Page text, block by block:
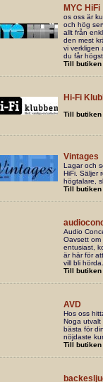
MYC HiFi
os oss är
och hög
allt från
den mest
vi verkligen
du får
Till butiken
Hi-Fi
Till butiken
Vintages
Lagar och
HiFi. Säljer
högtalare,
Till butiken
Audio
Oavsett om
entusiast,
är här för
vill bli hörda.
Till butiken
AVD
Hos oss
Noga utvalt
bästa för
nöjdaste
Till butiken